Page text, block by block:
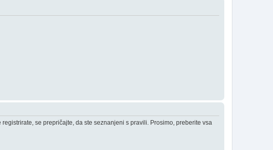
se prepričajte, da ste seznanjeni s pravili. Prosimo, preberite vsa